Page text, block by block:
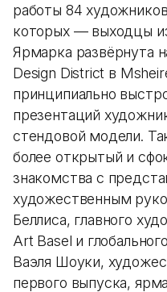
работы 84
которых — выходцы
Ярмарка развёрнута
Design District в
принципиально
презентаций
стендовой модели.
более открытый и
знакомства с
художественным
Беллиса, главного
Art Basel и
Ваэля Шоуки,
первого выпуска,